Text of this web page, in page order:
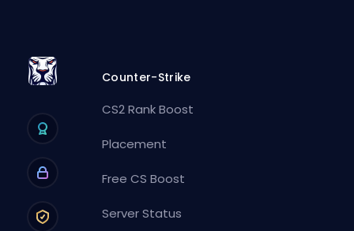
Counter-Strike
CS2 Rank Boost
Placement
Free CS Boost
Server Status